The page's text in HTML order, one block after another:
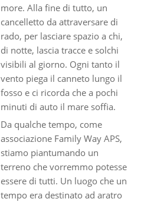
more. Alla fine di tutto, un
cancelletto da attraversare di
rado, per lasciare spazio a chi,
di notte, lascia tracce e solchi
visibili al giorno. Ogni tanto il
vento piega il canneto lungo il
fosso e ci ricorda che a pochi
minuti di auto il mare soffia.
Da qualche tempo, come
associazione Family Way APS,
stiamo piantumando un
terreno che vorremmo potesse
essere di tutti. Un luogo che un
tempo era destinato ad aratro